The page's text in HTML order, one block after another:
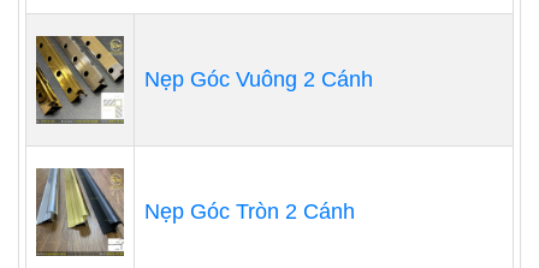
Nẹp Góc Vuông 2 Cánh
Nẹp Góc Tròn 2 Cánh